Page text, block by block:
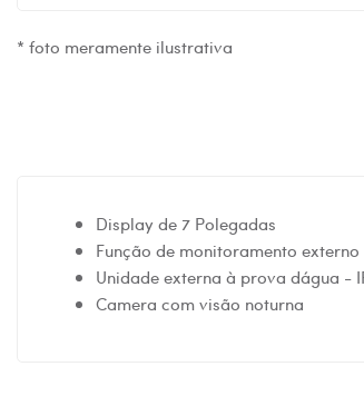
* foto meramente ilustrativa
Display de 7 Polegadas
Função de monitoramento externo
Unidade externa à prova dágua -
Camera com visão noturna